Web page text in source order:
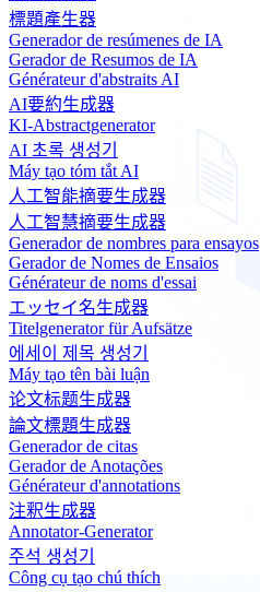
標題產生器
Generador de resúmenes de IA
Gerador de Resumos de IA
Générateur d'abstraits AI
AI要約生成器
KI-Abstractgenerator
AI 초록 생성기
Máy tạo tóm tắt AI
人工智能摘要生成器
人工智慧摘要生成器
Generador de nombres para ensayos
Gerador de Nomes de Ensaios
Générateur de noms d'essai
エッセイ名生成器
Titelgenerator für Aufsätze
에세이 제목 생성기
Máy tạo tên bài luận
论文标题生成器
論文標題生成器
Generador de citas
Gerador de Anotações
Générateur d'annotations
注釈生成器
Annotator-Generator
주석 생성기
Công cụ tạo chú thích